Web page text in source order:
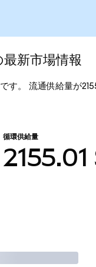
市場情報
。 流通供給量が
循環供給量
2155.01